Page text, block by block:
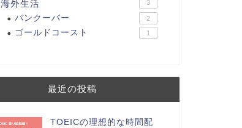
海外生活 3
バンクーバー 2
ゴールドコースト 1
最近の投稿
TOEICの理想的な時間配